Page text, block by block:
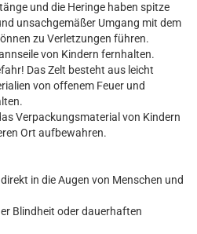
und die Heringe haben spitze
unsachgemäßer Umgang mit dem
zu Verletzungen führen.
von Kindern fernhalten.
Das Zelt besteht aus leicht
von offenem Feuer und
Verpackungsmaterial von Kindern
Ort aufbewahren.
in die Augen von Menschen und
Blindheit oder dauerhaften